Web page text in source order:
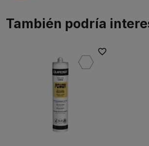
También podría
favorite_border